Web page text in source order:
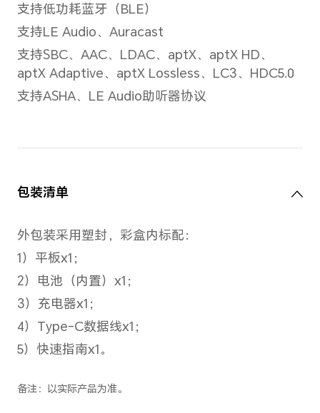
处理器
处理器
CPU
8核
1×Cortex-A715 2.63GHz
2.4GHz +4×Cortex-A510